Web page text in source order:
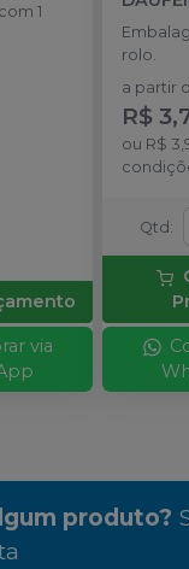
1
via
rolo.
a partir
R$
ou R$
Qtd :
produto?